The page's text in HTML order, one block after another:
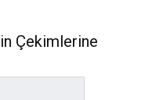
Çekimlerine